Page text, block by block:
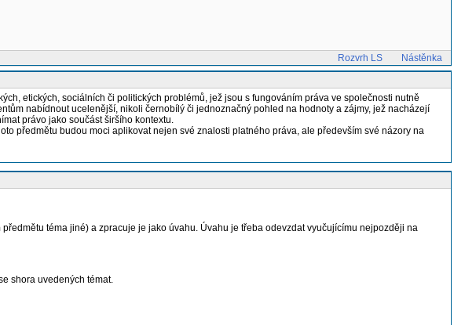
Rozvrh LS
Nástěnka
etických, sociálních či politických problémů, jež jsou s fungováním práva ve společnosti nutně
nabídnout ucelenější, nikoli černobílý či jednoznačný pohled na hodnoty a zájmy, jež nacházejí
právo jako součást širšího kontextu.
předmětu budou moci aplikovat nejen své znalosti platného práva, ale především své názory na
téma jiné) a zpracuje je jako úvahu. Úvahu je třeba odevzdat vyučujícímu nejpozději na
shora uvedených témat.